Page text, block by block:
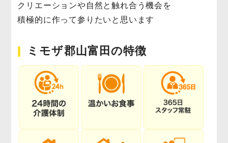
クリエーションや自然と触れ合う機会を
積極的に作って参りたいと思います
ミモザ郡山富田の特徴